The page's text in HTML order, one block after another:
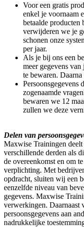
Voor een gratis
enkel je voornaam
betaalde producten
verwijderen we je
schonen onze
per jaar.
Als je bij ons een
meer gegevens
te bewaren.
Persoonsgegevens
zogenaamde
bewaren we 12
zullen we deze
Delen van
Maxwise Trainingen
verschillende derden als
de overeenkomst en om
verplichting. Met
opdracht, sluiten wij een
eenzelfde niveau van
gegevens. Maxwise
verwerkingen. Daarnaast
persoonsgegevens aan
nadrukkelijke